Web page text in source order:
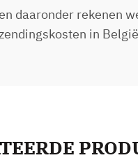
daaronder rekenen
in